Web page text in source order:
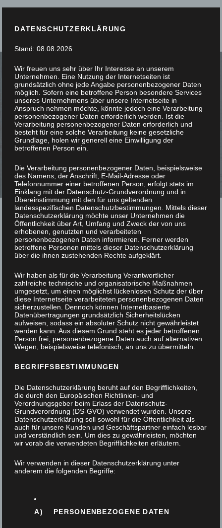
SIE STÖBERN, WIR
SCHREINERN
Haustür im Altbau
Im Zuge einer aufwendigen Renovierung eines
DATENSCHUTZERKLÄRUNG
Stand: 08.08.2026
Wir freuen uns sehr über Ihr Interesse an unserem
Unternehmen. Eine Nutzung der Internetseiten ist
grundsätzlich ohne jede Angabe personenbezogener Daten
möglich. Sofern eine betroffene Person besondere Services
unseres Unternehmens über unsere Internetseite in
Anspruch nehmen möchte, könnte jedoch eine Verarbeitung
personenbezogener Daten erforderlich werden. Ist die
Verarbeitung personenbezogener Daten erforderlich und
besteht für eine solche Verarbeitung keine gesetzliche
Grundlage, holen wir generell eine Einwilligung der
betroffenen Person ein.
Die Verarbeitung personenbezogener Daten, beispielsweise
des Namens, der Anschrift, E-Mail-Adresse oder
Telefonnummer einer betroffenen Person, erfolgt stets im
Einklang mit der Datenschutz-Grundverordnung und in
Übereinstimmung mit den für uns geltenden
landesspezifischen Datenschutzbestimmungen. Mittels dieser
Datenschutzerklärung möchte unser Unternehmen die
Öffentlichkeit über Art, Umfang und Zweck der von uns
erhobenen, genutzten und verarbeiteten
personenbezogenen Daten informieren. Ferner werden
betroffene Personen mittels dieser Datenschutzerklärung
über die ihnen zustehenden Rechte aufgeklärt.
Wir haben als für die Verarbeitung Verantwortlicher
zahlreiche technische und organisatorische Maßnahmen
umgesetzt, um einen möglichst lückenlosen Schutz der über
diese Internetseite verarbeiteten personenbezogenen Daten
sicherzustellen. Dennoch können Internetbasierte
Datenübertragungen grundsätzlich Sicherheitslücken
aufweisen, sodass ein absoluter Schutz nicht gewährleistet
werden kann. Aus diesem Grund steht es jeder betroffenen
Person frei, personenbezogene Daten auch auf alternativen
Wegen, beispielsweise telefonisch, an uns zu übermitteln.
BEGRIFFSBESTIMMUNGEN
Die Datenschutzerklärung beruht auf den Begrifflichkeiten,
die durch den Europäischen Richtlinien- und
Verordnungsgeber beim Erlass der Datenschutz-
Grundverordnung (DS-GVO) verwendet wurden. Unsere
Datenschutzerklärung soll sowohl für die Öffentlichkeit als
auch für unsere Kunden und Geschäftspartner einfach lesbar
und verständlich sein. Um dies zu gewährleisten, möchten
wir vorab die verwendeten Begrifflichkeiten erläutern.
Wir verwenden in dieser Datenschutzerklärung unter
anderem die folgenden Begriffe:
A) PERSONENBEZOGENE DATEN